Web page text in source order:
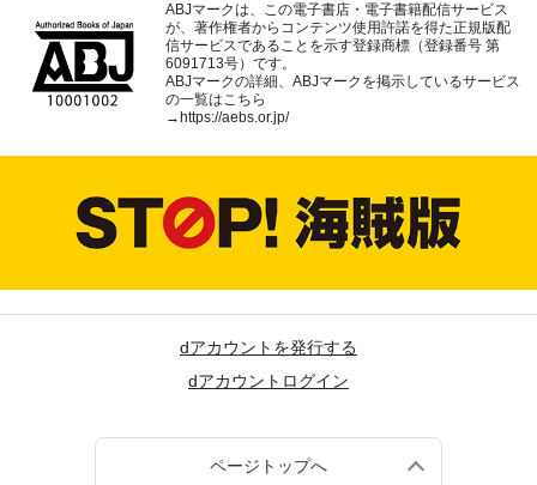
ABJマークは、この電子書店・電子書籍配信サービス
が、著作権者からコンテンツ使用許諾を得た正規版配
信サービスであることを示す登録商標（登録番号 第
6091713号）です。
ABJマークの詳細、ABJマークを掲示しているサービス
の一覧はこちら
→ https://aebs.or.jp/
dアカウントを発行する
dアカウントログイン
ページトップへ